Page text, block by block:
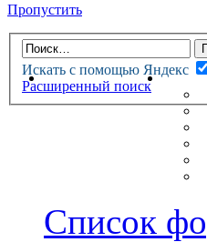
Пропустить
Искать с помощью Яндекс
Расширенный поиск
НОВАЯ ТЕОРИЯ
Список